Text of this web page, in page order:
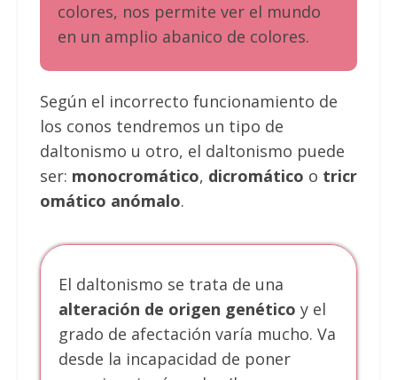
colores, nos permite ver el mundo
en un amplio abanico de colores.
Según el incorrecto funcionamiento de
los conos tendremos un tipo de
daltonismo u otro, el daltonismo puede
ser: monocromático, dicromático o tricr
omático anómalo.
El daltonismo se trata de una
alteración de origen genético y el
grado de afectación varía mucho. Va
desde la incapacidad de poner